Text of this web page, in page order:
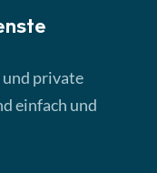
private
einfach und